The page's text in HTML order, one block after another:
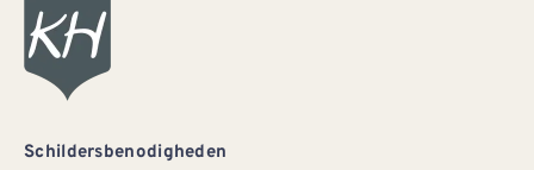
Schildersbenodigheden